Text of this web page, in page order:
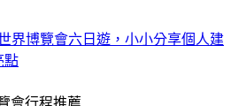
界博覽會六日遊，小小分享個人建
點